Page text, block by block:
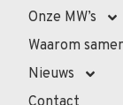
Onze MW’s
Waarom
Nieuws